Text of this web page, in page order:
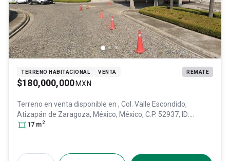
TERRENO HABITACIONAL VENTA REMATE
$180,000,000 MXN
Terreno en venta disponible en , Col. Valle Escondido,
Atizapán de Zaragoza, México, México, C.P. 52937, ID:
29689805
17 m2